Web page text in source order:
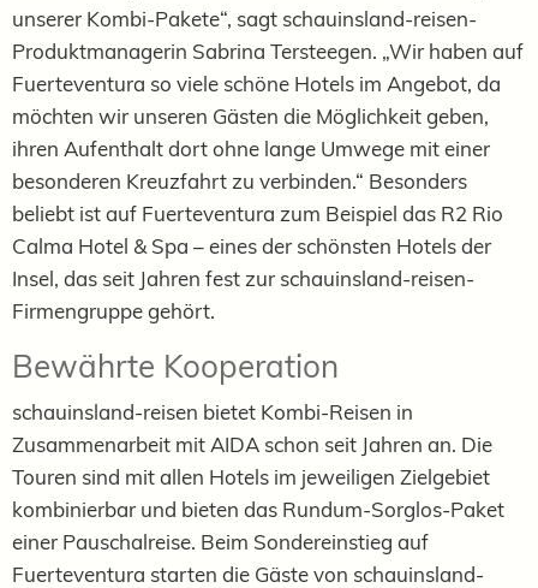
unserer Kombi-Pakete“, sagt schauinsland-reisen-
Produktmanagerin Sabrina Tersteegen. „Wir haben auf
Fuerteventura so viele schöne Hotels im Angebot, da
möchten wir unseren Gästen die Möglichkeit geben,
ihren Aufenthalt dort ohne lange Umwege mit einer
besonderen Kreuzfahrt zu verbinden.“ Besonders
beliebt ist auf Fuerteventura zum Beispiel das R2 Rio
Calma Hotel & Spa – eines der schönsten Hotels der
Insel, das seit Jahren fest zur schauinsland-reisen-
Firmengruppe gehört.
Bewährte Kooperation
schauinsland-reisen bietet Kombi-Reisen in
Zusammenarbeit mit AIDA schon seit Jahren an. Die
Touren sind mit allen Hotels im jeweiligen Zielgebiet
kombinierbar und bieten das Rundum-Sorglos-Paket
einer Pauschalreise. Beim Sondereinstieg auf
Fuerteventura starten die Gäste von schauinsland-